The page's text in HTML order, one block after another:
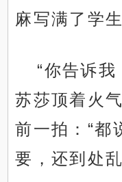
麻写满了学
“你告诉我
苏莎顶着火
前一拍：“都
要，还到处